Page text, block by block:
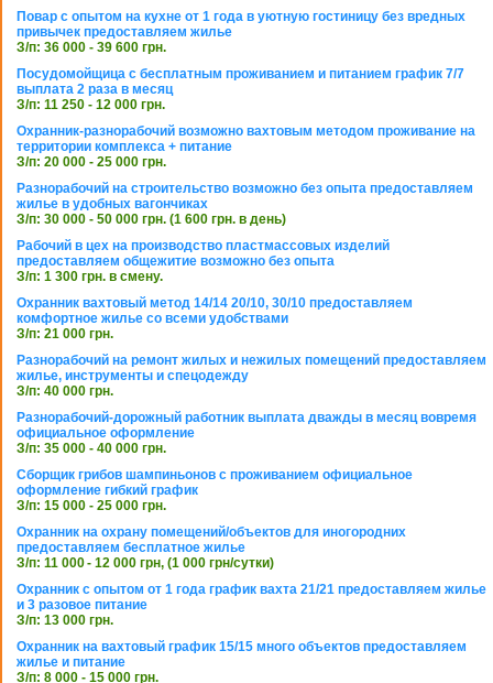
Повар с опытом на кухне от 1 года в уютную гостиницу без вредных
привычек предоставляем жилье
З/п: 36 000 - 39 600 грн.
Посудомойщица с бесплатным проживанием и питанием график 7/7
выплата 2 раза в месяц
З/п: 11 250 - 12 000 грн.
Охранник-разнорабочий возможно вахтовым методом проживание на
территории комплекса + питание
З/п: 20 000 - 25 000 грн.
Разнорабочий на строительство возможно без опыта предоставляем
жилье в удобных вагончиках
З/п: 30 000 - 50 000 грн. (1 600 грн. в день)
Рабочий в цех на производство пластмассовых изделий
предоставляем общежитие возможно без опыта
З/п: 1 300 грн. в смену.
Охранник вахтовый метод 14/14 20/10, 30/10 предоставляем
комфортное жилье со всеми удобствами
З/п: 21 000 грн.
Разнорабочий на ремонт жилых и нежилых помещений предоставляем
жилье, инструменты и спецодежду
З/п: 40 000 грн.
Разнорабочий-дорожный работник выплата дважды в месяц вовремя
официальное оформление
З/п: 35 000 - 40 000 грн.
Сборщик грибов шампиньонов с проживанием официальное
оформление гибкий график
З/п: 15 000 - 25 000 грн.
Охранник на охрану помещений/объектов для иногородних
предоставляем бесплатное жилье
З/п: 11 000 - 12 000 грн, (1 000 грн/сутки)
Охранник с опытом от 1 года график вахта 21/21 предоставляем жилье
и 3 разовое питание
З/п: 13 000 грн.
Охранник на вахтовый график 15/15 много объектов предоставляем
жилье и питание
З/п: 8 000 - 15 000 грн.